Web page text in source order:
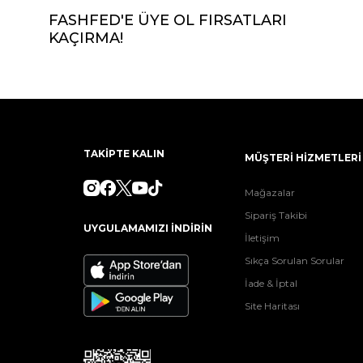
FASHFED'E ÜYE OL FIRSATLARI
KAÇIRMA!
TAKİPTE KALIN
UYGULAMAMIZI İNDİRİN
MÜŞTERİ HİZMETLERİ
Mağazalar
Sipariş Takibi
İletişim
Sıkça Sorulan Sorular
İade & İptal
Site Haritası